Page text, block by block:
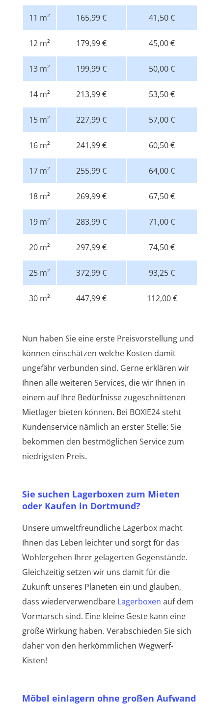
11 m² 165,99 € 41,50 €
12 m² 179,99 € 45,00 €
13 m² 199,99 € 50,00 €
14 m² 213,99 € 53,50 €
15 m² 227,99 € 57,00 €
16 m² 241,99 € 60,50 €
17 m² 255,99 € 64,00 €
18 m² 269,99 € 67,50 €
19 m² 283,99 € 71,00 €
20 m² 297,99 € 74,50 €
25 m² 372,99 € 93,25 €
30 m² 447,99 € 112,00 €
Nun haben Sie eine erste Preisvorstellung und
können einschätzen welche Kosten damit
ungefähr verbunden sind. Gerne erklären wir
Ihnen alle weiteren Services, die wir Ihnen in
einem auf Ihre Bedürfnisse zugeschnittenen
Mietlager bieten können. Bei BOXIE24 steht
Kundenservice nämlich an erster Stelle: Sie
bekommen den bestmöglichen Service zum
niedrigsten Preis.
Sie suchen Lagerboxen zum Mieten
oder Kaufen in Dortmund?
Unsere umweltfreundliche Lagerbox macht
Ihnen das Leben leichter und sorgt für das
Wohlergehen Ihrer gelagerten Gegenstände.
Gleichzeitig setzen wir uns damit für die
Zukunft unseres Planeten ein und glauben,
dass wiederverwendbare Lagerboxen auf dem
Vormarsch sind. Eine kleine Geste kann eine
große Wirkung haben. Verabschieden Sie sich
daher von den herkömmlichen Wegwerf-
Kisten!
Möbel einlagern ohne großen Aufwand